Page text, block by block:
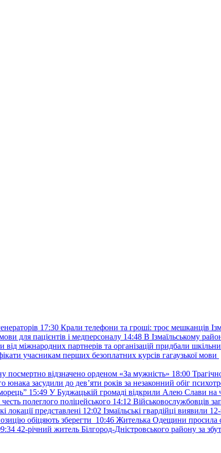
17:30 Крали телефони та гроші: троє мешканців
для пацієнтів і медперсоналу 14:48 В Ізмаїльському
від міжнародних партнерів та організацій придбали
учасникам перших безоплатних курсів гагаузької мови
посмертно відзначено орденом «За мужність» 18:00
засудили до дев’яти років за незаконний обіг
15:49 У Буджацькій громаді відкрили Алею Слави на
полеглого поліцейського 14:12 Військовослужбовців
представлені 12:02 Ізмаїльські гвардійці виявили
обіцяють зберегти 10:46 Жителька Одещини просила
42-річний житель Білгород-Дністровського району за